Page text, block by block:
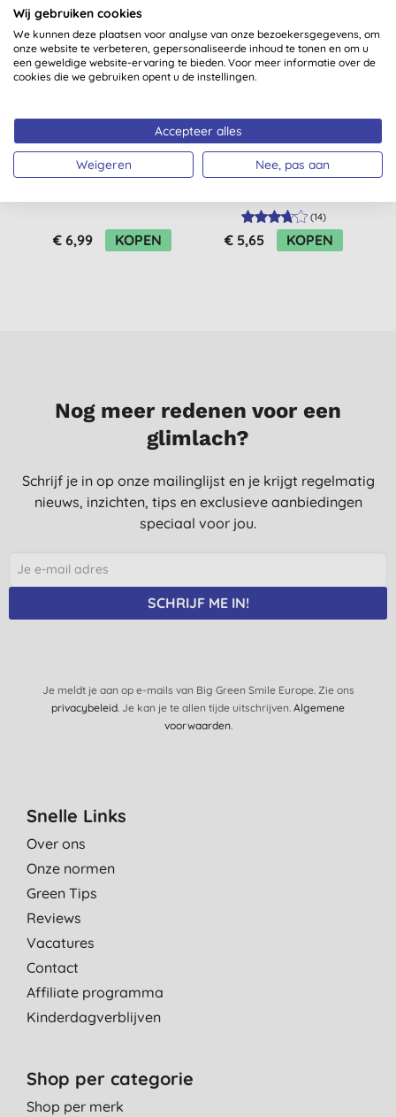
Benecos Natural
€ 6,99
KOPEN
Benecos Natural
Volume (14)
€ 5,65 KOPEN
Nog meer redenen voor een
glimlach?
Schrijf je in op onze mailinglijst en je krijgt regelmatig
nieuws, inzichten, tips en exclusieve aanbiedingen
speciaal voor jou.
SCHRIJF ME IN!
Je meldt je aan op e-mails van Big Green Smile Europe. Zie ons
privacybeleid. Je kan je te allen tijde uitschrijven. Algemene
voorwaarden.
Snelle Links
Over ons
Onze normen
Green Tips
Reviews
Vacatures
Contact
Affiliate programma
Kinderdagverblijven
Shop per categorie
Shop per merk
Wij gebruiken cookies
We kunnen deze plaatsen voor analyse van onze bezoekersgegevens, om
onze website te verbeteren, gepersonaliseerde inhoud te tonen en om u
een geweldige website-ervaring te bieden. Voor meer informatie over de
cookies die we gebruiken opent u de instellingen.
Accepteer alles
Weigeren Nee, pas aan